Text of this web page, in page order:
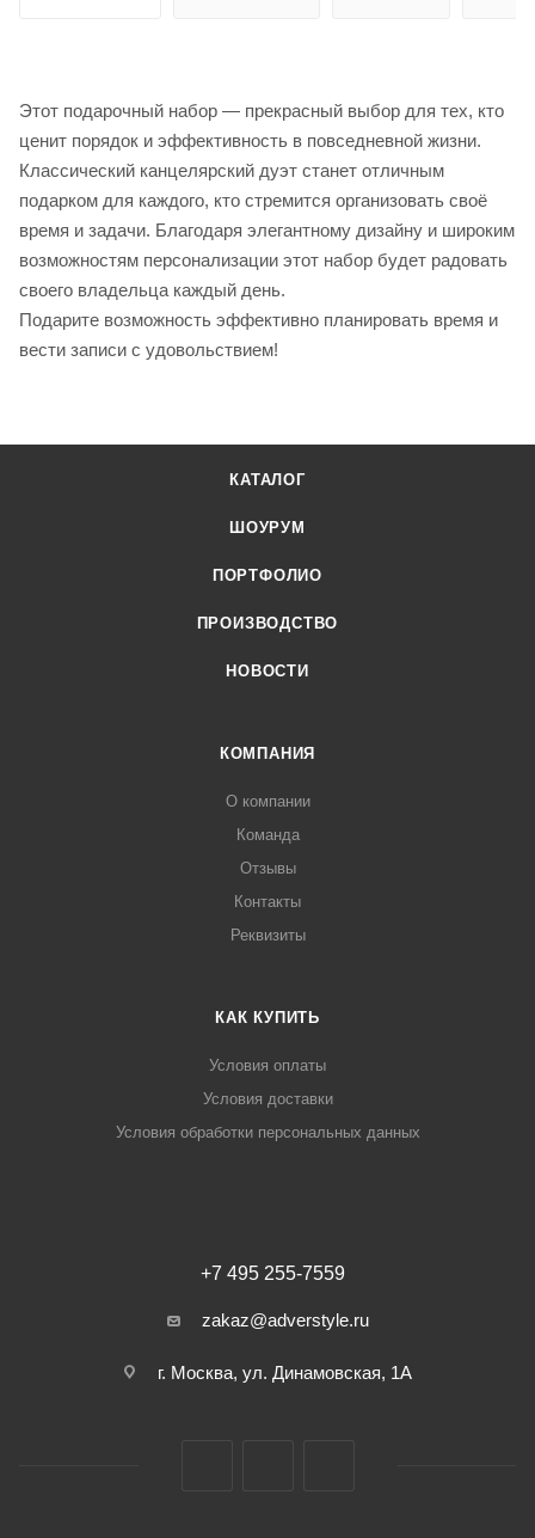
Этот подарочный набор — прекрасный выбор для тех, кто
ценит порядок и эффективность в повседневной жизни.
Классический канцелярский дуэт станет отличным
подарком для каждого, кто стремится организовать своё
время и задачи. Благодаря элегантному дизайну и широким
возможностям персонализации этот набор будет радовать
своего владельца каждый день.
Подарите возможность эффективно планировать время и
вести записи с удовольствием!
КАТАЛОГ
ШОУРУМ
ПОРТФОЛИО
ПРОИЗВОДСТВО
НОВОСТИ
КОМПАНИЯ
О компании
Команда
Отзывы
Контакты
Реквизиты
КАК КУПИТЬ
Условия оплаты
Условия доставки
Условия обработки персональных данных
+7 495 255-7559
zakaz@adverstyle.ru
г. Москва, ул. Динамовская, 1А